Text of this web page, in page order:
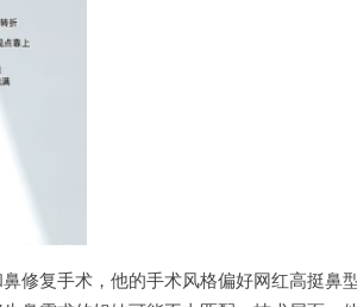
修复手术，他的手术风格偏好网红高挺鼻